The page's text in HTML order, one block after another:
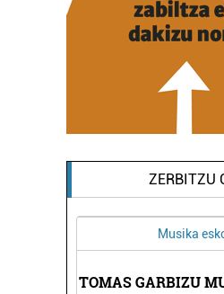
ZERBITZU
Musika
TOMAS GARBIZU